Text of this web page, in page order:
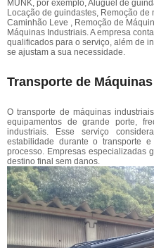
MUNK, por exemplo, Aluguel de
Locação de guindastes, Remoção
Caminhão Leve , Remoção de
Máquinas Industriais. A empresa
qualificados para o serviço, além de
se ajustam a sua necessidade.
Transporte de
O transporte de máquinas
equipamentos de grande porte,
industriais. Esse serviço
estabilidade durante o transporte
processo. Empresas especializadas
destino final sem danos.